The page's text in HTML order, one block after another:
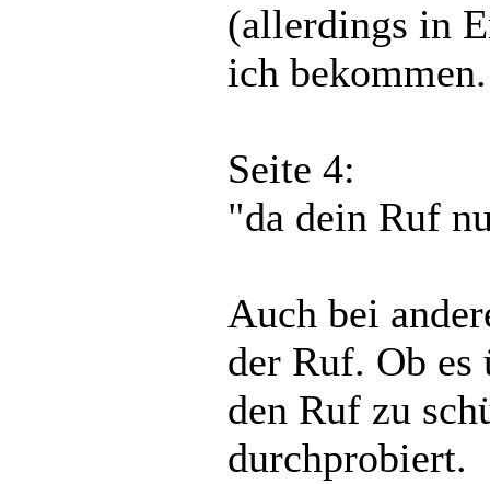
(allerdings in
ich bekommen.
Seite 4:
"da dein Ruf
Auch bei
der Ruf. Ob
den Ruf zu
durchprobiert.